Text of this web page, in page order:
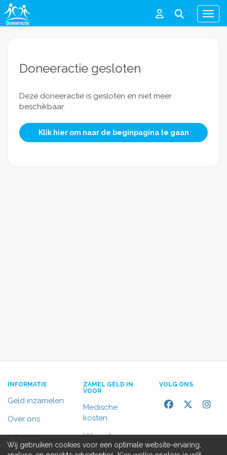
Menu
Doneeractie gesloten
Deze doneeractie is gesloten en niet meer
beschikbaar.
Klik hier om naar de beginpagina te gaan
INFORMATIE
Geld inzamelen
Over ons
In het nieuws
ZAMEL GELD IN
VOOR
Medische
kosten
Uitvaart
VOLG ONS
Wij gebruiken cookies voor een optimale website-ervaring,